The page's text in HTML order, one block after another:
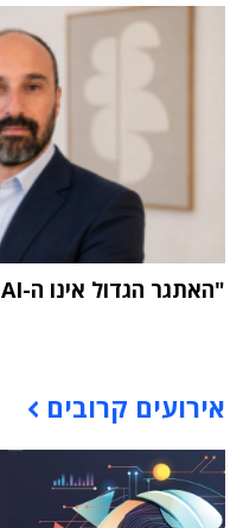
"האתגר הגדול אינו ה-AI אלא הטמעתה בארגון"
אירועים קרובים